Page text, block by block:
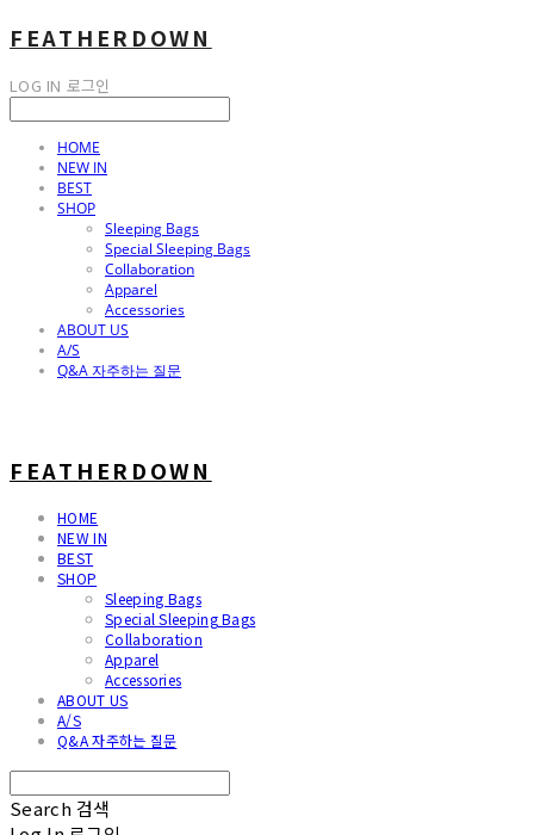
FEATHERDOWN
LOG IN 로그인
HOME
NEW IN
BEST
SHOP
Sleeping Bags
Special Sleeping Bags
Collaboration
Apparel
Accessories
ABOUT US
A/S
Q&A 자주하는 질문
FEATHERDOWN
HOME
NEW IN
BEST
SHOP
Sleeping Bags
Special Sleeping Bags
Collaboration
Apparel
Accessories
ABOUT US
A/S
Q&A 자주하는 질문
Search 검색